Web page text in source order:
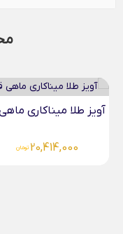
آویز طلا میناکاری
20,414,000 تومان